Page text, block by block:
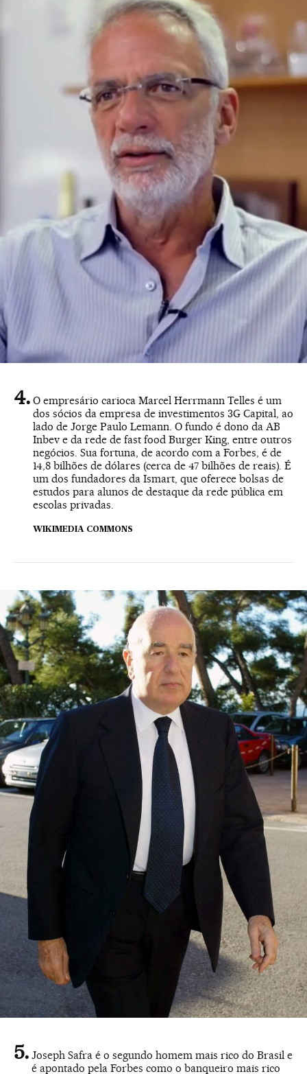
O empresário carioca Marcel Herrmann Telles é um
dos sócios da empresa de investimentos 3G Capital, ao
lado de Jorge Paulo Lemann. O fundo é dono da AB
Inbev e da rede de fast food Burger King, entre outros
negócios. Sua fortuna, de acordo com a Forbes, é de
14,8 bilhões de dólares (cerca de 47 bilhões de reais). É
um dos fundadores da Ismart, que oferece bolsas de
estudos para alunos de destaque da rede pública em
escolas privadas.
WIKIMEDIA COMMONS
Joseph Safra é o segundo homem mais rico do Brasil e
é apontado pela Forbes como o banqueiro mais rico